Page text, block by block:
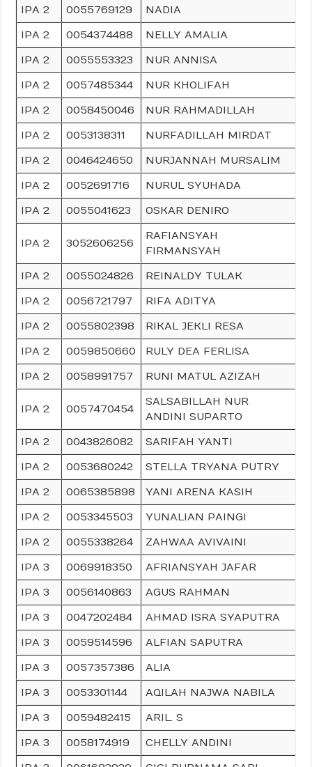
IPA 2
0055769129
NADIA
IPA 2
0054374488
NELLY AMALIA
IPA 2
0055553323
NUR ANNISA
IPA 2
0057485344
NUR KHOLIFAH
IPA 2
0058450046
NUR RAHMADILLAH
IPA 2
0053138311
NURFADILLAH MIRDAT
IPA 2
0046424650
NURJANNAH MURSALIM
IPA 2
0052691716
NURUL SYUHADA
IPA 2
0055041623 OSKAR DENIRO
IPA 2 3052606256
RAFIANSYAH
FIRMANSYAH
IPA 2
0055024826
REINALDY TULAK
IPA 2
0056721797
RIFA ADITYA
IPA 2
0055802398
RIKAL JEKLI RESA
IPA 2
0059850660
RULY DEA FERLISA
IPA 2
0058991757 RUNI MATUL AZIZAH
IPA 2 0057470454
SALSABILLAH NUR
ANDINI SUPARTO
IPA 2
0043826082
SARIFAH YANTI
IPA 2
0053680242
STELLA TRYANA PUTRY
IPA 2
0065385898
YANI ARENA KASIH
IPA 2
0053345503
YUNALIAN PAINGI
IPA 2
0055338264
ZAHWAA AVIVAINI
IPA 3
0069918350
AFRIANSYAH JAFAR
IPA 3
0056140863
AGUS RAHMAN
IPA 3
0047202484
AHMAD ISRA SYAPUTRA
IPA 3
0059514596
ALFIAN SAPUTRA
IPA 3
0057357386
ALIA
IPA 3
0053301144
AQILAH NAJWA NABILA
IPA 3
0059482415
ARIL. S
IPA 3
0058174919
CHELLY ANDINI